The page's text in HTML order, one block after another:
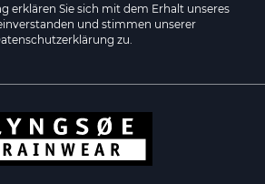
erklären Sie sich mit dem Erhalt unseres
und stimmen unserer
zu.